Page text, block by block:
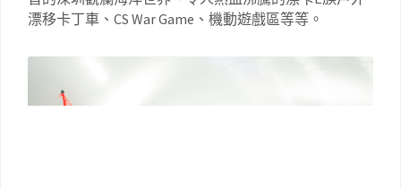
漂移卡丁車、CS War Game、機動遊戲區等等。